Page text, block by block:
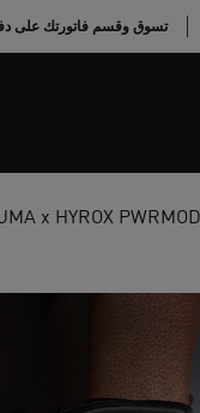
تسوق وقسم فاتورتك على